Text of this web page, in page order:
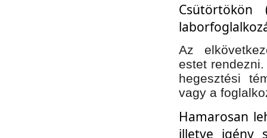
Az
estet
hegesztési
vagy a
Hamarosan
illetve igény